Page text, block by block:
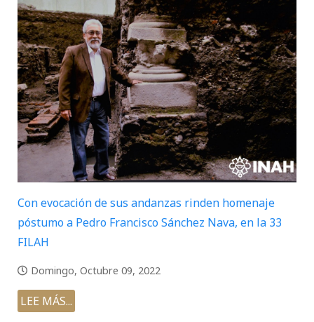
Con evocación de sus andanzas rinden homenaje
póstumo a Pedro Francisco Sánchez Nava, en la 33
FILAH
Domingo, Octubre 09, 2022
LEE MÁS...